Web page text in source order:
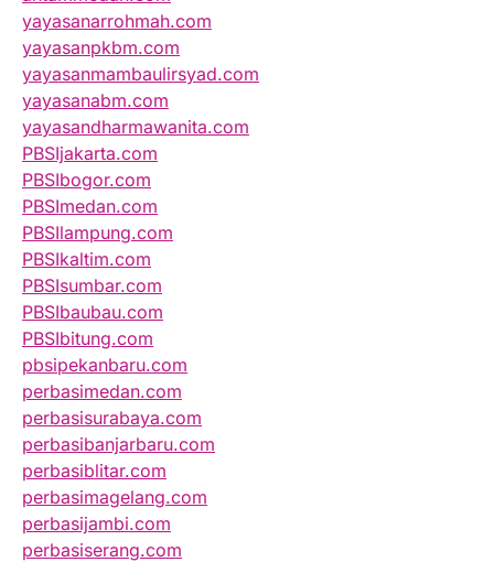
yayasanarrohmah.com
yayasanpkbm.com
yayasanmambaulirsyad.com
yayasanabm.com
yayasandharmawanita.com
PBSIjakarta.com
PBSIbogor.com
PBSImedan.com
PBSIlampung.com
PBSIkaltim.com
PBSIsumbar.com
PBSIbaubau.com
PBSIbitung.com
pbsipekanbaru.com
perbasimedan.com
perbasisurabaya.com
perbasibanjarbaru.com
perbasiblitar.com
perbasimagelang.com
perbasijambi.com
perbasiserang.com